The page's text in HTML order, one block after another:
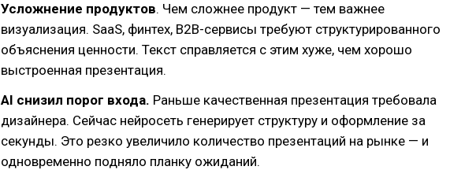
Усложнение продуктов. Чем сложнее продукт — тем важнее
визуализация. SaaS, финтех, B2B-сервисы требуют структурированного
объяснения ценности. Текст справляется с этим хуже, чем хорошо
выстроенная презентация.
AI снизил порог входа. Раньше качественная презентация требовала
дизайнера. Сейчас нейросеть генерирует структуру и оформление за
секунды. Это резко увеличило количество презентаций на рынке — и
одновременно подняло планку ожиданий.